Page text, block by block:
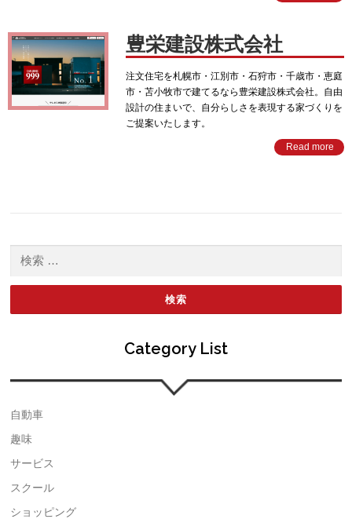
豊栄建設株式会社
注文住宅を札幌市・江別市・石狩市・千歳市・恵庭
市・苫小牧市で建てるなら豊栄建設株式会社。自由
設計の住まいで、自分らしさを表現する家づくりを
ご提案いたします。
Read more
検索:
Category List
自動車
趣味
サービス
スクール
ショッピング